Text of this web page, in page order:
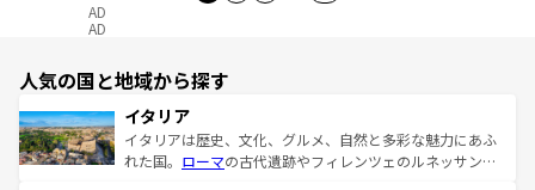
AD
AD
人気の国と地域から探す
イタリア
イタリアは歴史、文化、グルメ、自然と多彩な魅力にあふ
れた国。 ローマの古代遺跡やフィレンツェのルネッサンス